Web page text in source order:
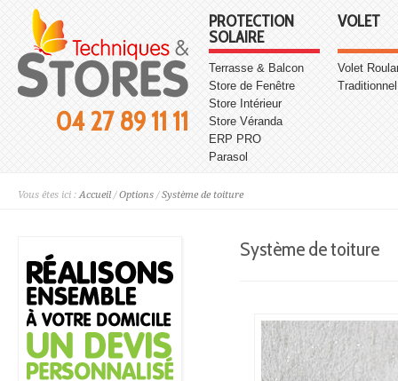
04 27 89 11 11
PROTECTION
SOLAIRE
Terrasse & Balcon
Store de Fenêtre
Store Intérieur
Store Véranda
ERP PRO
Parasol
VOLET
Volet
Traditionnel
Vous êtes ici :Accueil /Options /Système de toiture
Système de toiture